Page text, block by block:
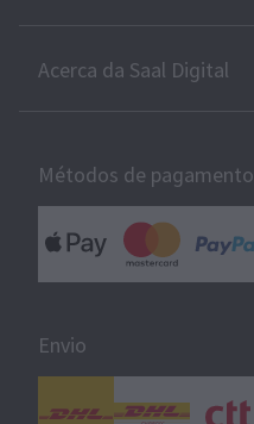
Acerca da Saal Digital
Métodos de pagamento
Envio